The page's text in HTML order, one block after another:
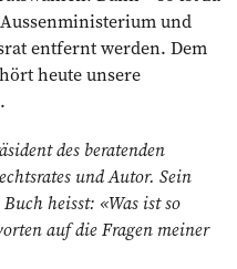
und
entfernt werden. Dem
heute unsere
des beratenden
und Autor. Sein
heisst: «Was ist so
auf die Fragen meiner